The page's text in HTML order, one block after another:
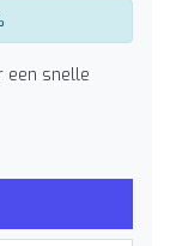
een snelle